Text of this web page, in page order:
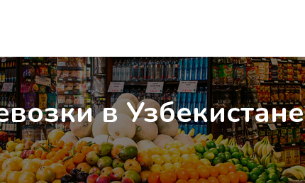
в Узбекистане